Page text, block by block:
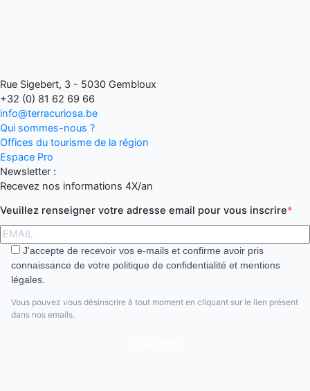
Rue Sigebert, 3 - 5030 Gembloux
+32 (0) 81 62 69 66
info@terracuriosa.be
Qui sommes-nous ?
Offices du tourisme de la région
Espace Pro
Newsletter :
Recevez nos informations 4X/an
Veuillez renseigner votre adresse email pour vous inscrire
J'accepte de recevoir vos e-mails et confirme avoir pris
connaissance de votre politique de confidentialité et mentions
légales.
Vous pouvez vous désinscrire à tout moment en cliquant sur le lien présent
dans nos emails.